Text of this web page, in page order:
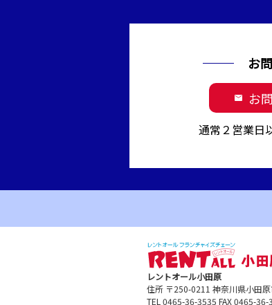
お
mail お
通常２営業日
レントオール小田原
住所 〒250-0211 神奈川県小田
TEL 0465-36-3535 FAX 0465-36-